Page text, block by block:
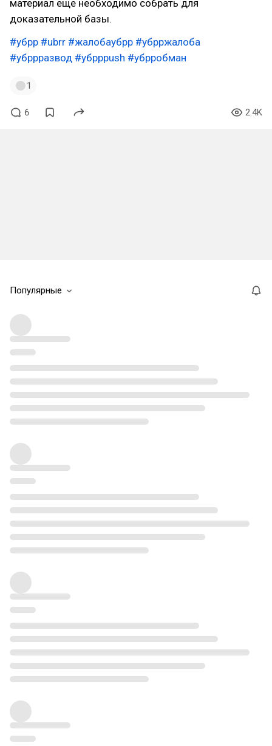
материал еще необходимо собрать для
доказательной базы.
#убрр #ubrr #жалобаубрр #убрржалоба
#убррразвод #убррpush #убрробман
1
6 2.4K
Популярные